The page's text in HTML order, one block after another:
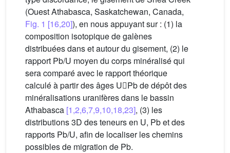
(Ouest Athabasca, Saskatchewan, Canada,
Fig. 1 [16,20]), en nous appuyant sur : (1) la
composition isotopique de galènes
distribuées dans et autour du gisement, (2) le
rapport Pb/U moyen du corps minéralisé qui
sera comparé avec le rapport théorique
calculé à partir des âges UPb de dépôt des
minéralisations uranifères dans le bassin
Athabasca [1,2,6,7,9,10,18,23], (3) les
distributions 3D des teneurs en U, Pb et des
rapports Pb/U, afin de localiser les chemins
possibles de migration de Pb.